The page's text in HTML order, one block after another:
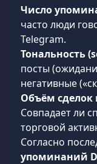
Число
часто люди
Telegram.
Тональность
посты
негативные
Объём
Совпадает ли
торговой
Согласно
упоминаний